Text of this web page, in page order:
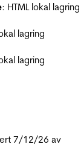
: HTML lokal lagring
lagring
lagring
7/12/26 av